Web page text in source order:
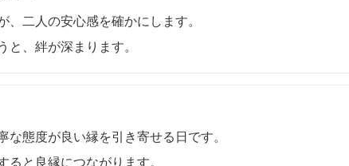
、二人の安心感を確かにします。
と、絆が深まります。
な態度が良い縁を引き寄せる日です。
ると良縁につながります。